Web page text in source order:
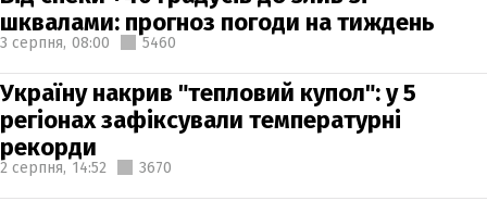
шквалами: прогноз погоди на тиждень
3 серпня, 08:00 5460
Україну накрив "тепловий купол": у 5
регіонах зафіксували температурні
рекорди
2 серпня, 14:52 3670